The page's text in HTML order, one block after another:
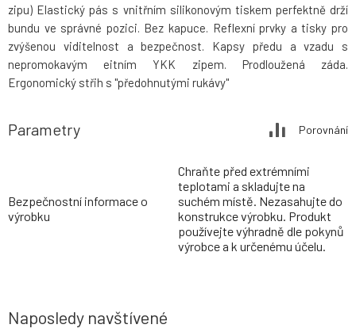
zipu) Elastický pás s vnitřním silikonovým tiskem perfektně drží
bundu ve správné pozici. Bez kapuce. Reflexní prvky a tisky pro
zvýšenou viditelnost a bezpečnost. Kapsy předu a vzadu s
nepromokavým eitním YKK zipem. Prodloužená záda.
Ergonomický střih s "předohnutými rukávy"
Parametry Porovnání
Bezpečnostní informace o
výrobku
Chraňte před extrémními
teplotami a skladujte na
suchém místě. Nezasahujte do
konstrukce výrobku. Produkt
používejte výhradně dle pokynů
výrobce a k určenému účelu.
Naposledy navštívené